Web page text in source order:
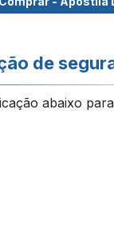
de
abaixo